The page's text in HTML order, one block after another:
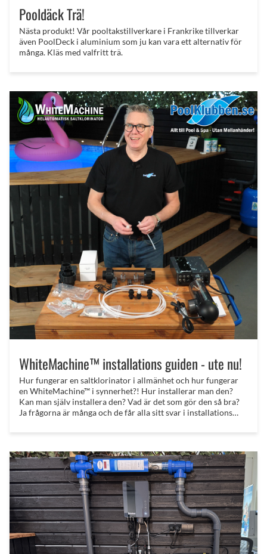
Pooldäck Trä!
Nästa produkt! Vår pooltakstillverkare i Frankrike tillverkar
även PoolDeck i aluminium som ju kan vara ett alternativ för
många. Kläs med valfritt trä.
WhiteMachine™ installations guiden - ute nu!
Hur fungerar en saltklorinator i allmänhet och hur fungerar
en WhiteMachine™ i synnerhet?! Hur installerar man den?
Kan man själv installera den? Vad är det som gör den så bra?
Ja frågorna är många och de får alla sitt svar i installations